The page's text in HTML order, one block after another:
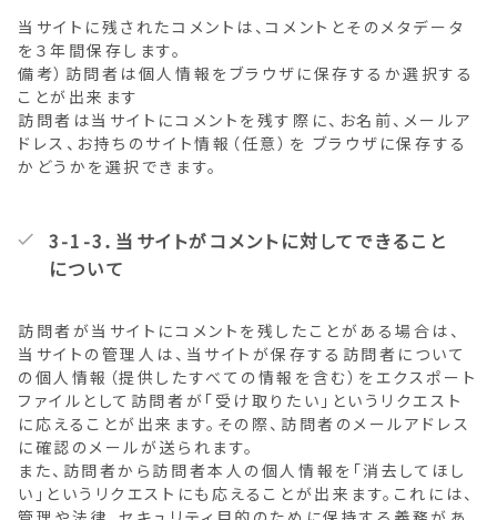
当サイトに残されたコメントは、コメントとそのメタデータ
を３年間保存します。
備考）訪問者は個人情報をブラウザに保存するか選択する
ことが出来ます
訪問者は当サイトにコメントを残す際に、お名前、メールア
ドレス、お持ちのサイト情報（任意）を ブラウザに保存する
かどうかを選択できます。
3-1-3．当サイトがコメントに対してできること
について
訪問者が当サイトにコメントを残したことがある場合は、
当サイトの管理人は、当サイトが保存する訪問者について
の個人情報（提供したすべての情報を含む）をエクスポート
ファイルとして訪問者が「受け取りたい」というリクエスト
に応えることが出来ます。その際、訪問者のメールアドレス
に確認のメールが送られます。
また、訪問者から訪問者本人の個人情報を「消去してほし
い」というリクエストにも応えることが出来ます。これには、